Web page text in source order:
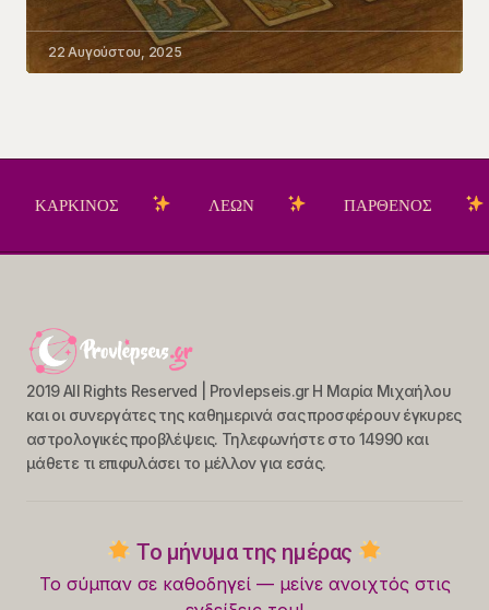
22 Αυγούστου, 2025
ΛΕΩΝ ΠΑΡΘΕΝΟΣ
2019 All Rights Reserved | Provlepseis.gr Η Μαρία Μιχαήλου
και οι συνεργάτες της καθημερινά σας προσφέρουν έγκυρες
αστρολογικές προβλέψεις. Τηλεφωνήστε στο 14990 και
μάθετε τι επιφυλάσει το μέλλον για εσάς.
Το μήνυμα της ημέρας
Το σύμπαν σε καθοδηγεί — μείνε ανοιχτός στις